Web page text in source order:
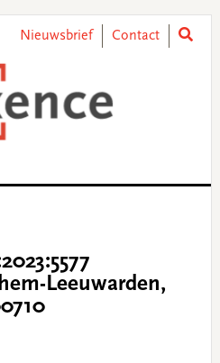
Nieuwsbrief Contact
Leeuwarden,